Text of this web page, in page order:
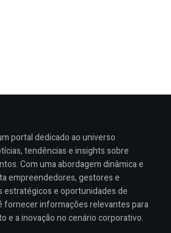
portal dedicado ao universo
tendências e insights sobre
Com uma abordagem dinâmica e
empreendedores, gestores e
e oportunidades de
fornecer informações relevantes para
e a inovação no cenário corporativo.